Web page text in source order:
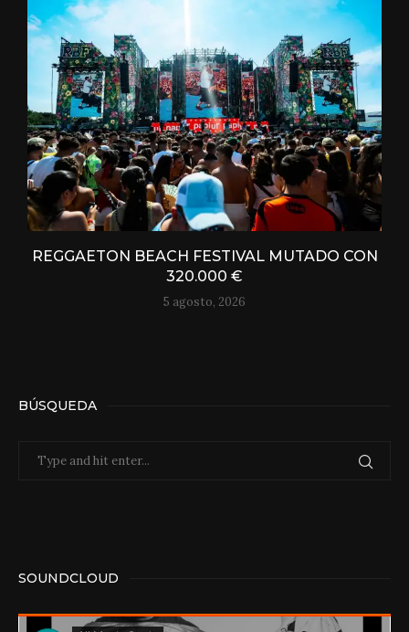
REGGAETON BEACH FESTIVAL MUTADO CON
320.000 €
5 agosto, 2026
BÚSQUEDA
SOUNDCLOUD